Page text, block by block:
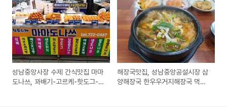
성남중앙사장 수제 간식맛집 마마
도나쓰, 꽈배기-고르케-핫도그-추
해장국맛집, 성남중앙공설시장 삼
양해장국 한우우거지해장국 먹어